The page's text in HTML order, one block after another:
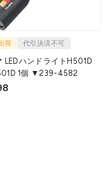
荷 代引決済不可
LEDハンドライトH501D
LE-H501D 1個 ▼239-4582